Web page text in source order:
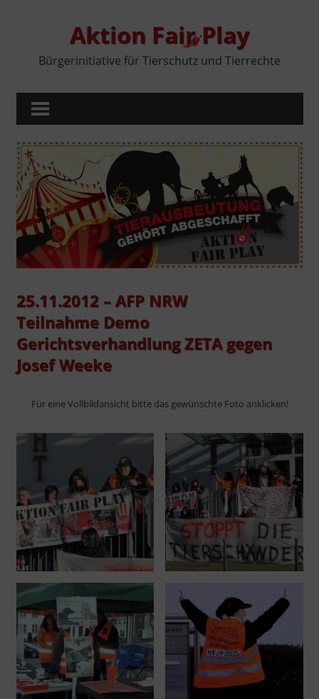
Aktion Fair Play
Bürgerinitiative für Tierschutz und Tierrechte
25.11.2012 – AFP NRW
Teilnahme Demo
Gerichtsverhandlung ZETA gegen
Josef Weeke
Für eine Vollbildansicht bitte das gewünschte Foto anklicken!